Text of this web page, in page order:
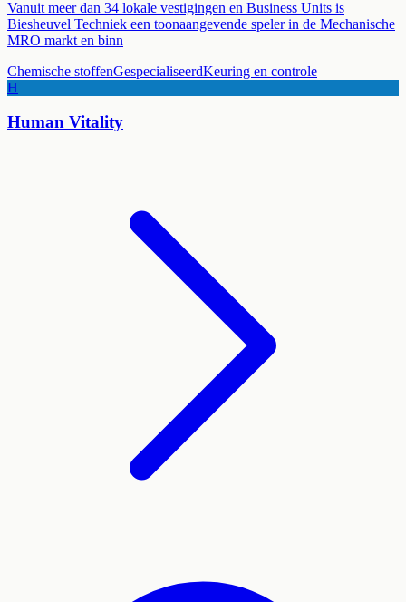
Vanuit meer dan 34 lokale vestigingen en Business Units is
Biesheuvel Techniek een toonaangevende speler in de Mechanische
MRO markt en binn
Chemische stoffenGespecialiseerdKeuring en controle
H
Human Vitality